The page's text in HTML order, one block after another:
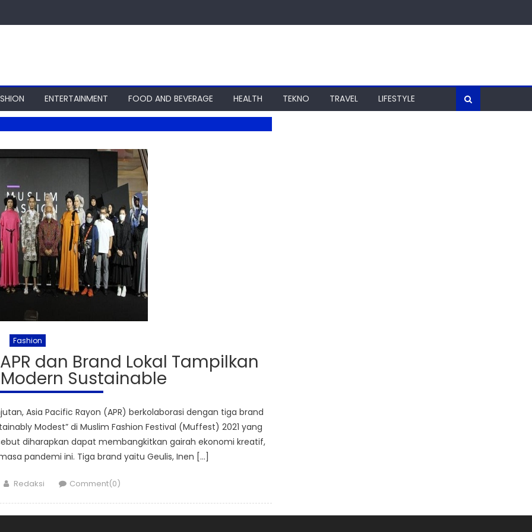
ENTERTAINMENT FOOD AND BEVERAGE HEALTH TEKNO TRAVEL LIFESTYLE
Fashion
dan Brand Lokal Tampilkan
Sustainable
Asia Pacific Rayon (APR) berkolaborasi dengan tiga brand
Modest” di Muslim Fashion Festival (Muffest) 2021 yang
diharapkan dapat membangkitkan gairah ekonomi kreatif,
pandemi ini. Tiga brand yaitu Geulis, Inen […]
Author
Redaksi Comment(0)